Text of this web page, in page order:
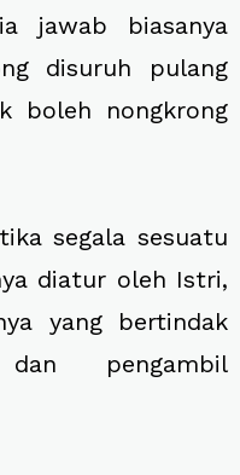
jawab biasanya
disuruh pulang
boleh nongkrong
segala sesuatu
diatur oleh Istri,
yang bertindak
pengambil